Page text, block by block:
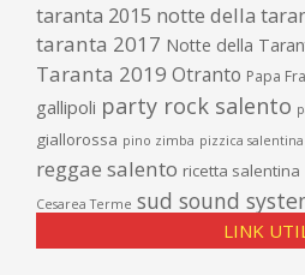
taranta 2015 notte della
taranta 2017 Notte della
Taranta 2019 Otranto Papa
gallipoli party rock salento
giallorossa pino zimba pizzica salentina
reggae salento ricetta salentina
Cesarea Terme sud sound
LINK